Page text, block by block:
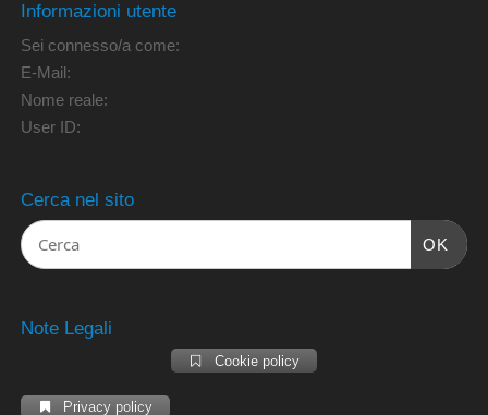
Informazioni utente
Sei connesso/a come:
E-Mail:
Nome reale:
User ID:
Cerca nel sito
OK
Note Legali
Cookie policy
Privacy policy